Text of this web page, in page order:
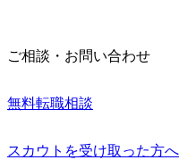
ご相談・お問い合わせ
無料転職相談
スカウトを受け取った方へ